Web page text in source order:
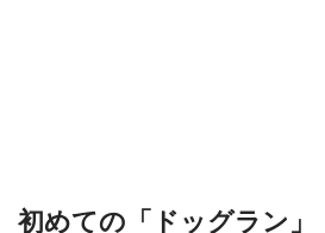
初めての「ドッグラン」